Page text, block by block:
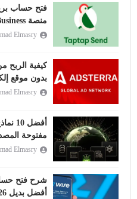
فتح حساب
منصة Taptap Send Business
Elmasry
بدون موقع
Elmasry
مفتوحة المصدر 2026: الدليل
Elmasry
أفضل بديل 2026